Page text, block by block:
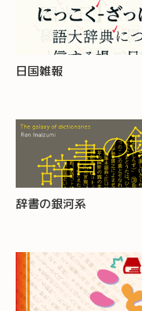
日国雑報
辞書の銀河系